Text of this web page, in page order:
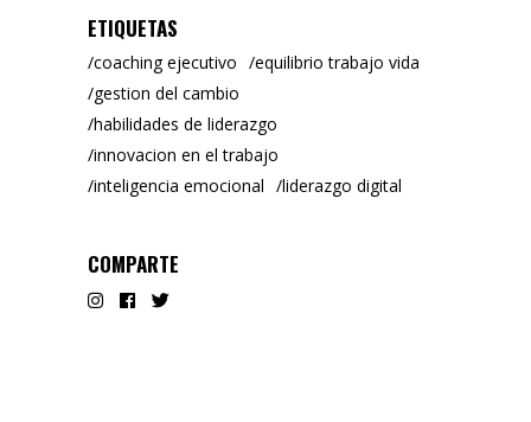
ETIQUETAS
coaching ejecutivo
equilibrio trabajo vida
gestion del cambio
habilidades de liderazgo
innovacion en el trabajo
inteligencia emocional
liderazgo digital
COMPARTE